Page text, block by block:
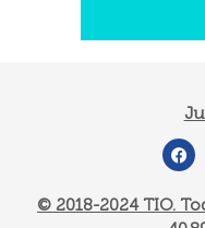
© 2018-2024TIO.